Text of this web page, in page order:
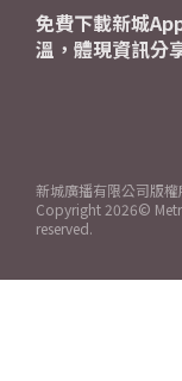
免費下載新城
溫，體現資訊分
新城廣播有限公司版權
Copyright 2026©
reserved.